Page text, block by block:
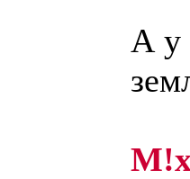
А у